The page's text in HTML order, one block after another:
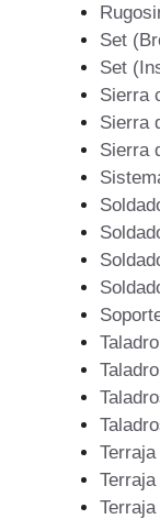
Set
Set
Sierra
Sierra
Sierra